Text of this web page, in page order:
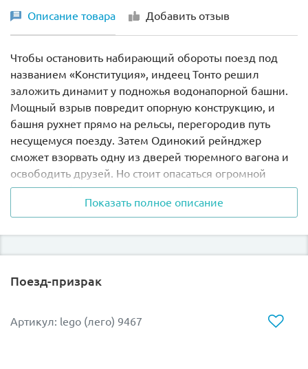
Описание товара Добавить отзыв
Чтобы остановить набирающий обороты поезд под
названием «Конституция», индеец Тонто решил
заложить динамит у подножья водонапорной башни.
Мощный взрыв повредит опорную конструкцию, и
башня рухнет прямо на рельсы, перегородив путь
несущемуся поезду. Затем Одинокий рейнджер
сможет взорвать одну из дверей тюремного вагона и
освободить друзей. Но стоит опасаться огромной
вращающейся пушки, построенной по схеме Гатлинга.
Её скорострельности и огневой мощи хватить на то,
Набор включает в себя 7 минифигурок: Одинокий
Кавендиш, Лэйтем Коул и капитан Фуллер.
Железная дорога состоит из 16 изогнутых и 4 прямых
Показать полное описание
Поезд-призрак
Артикул: lego (лего) 9467